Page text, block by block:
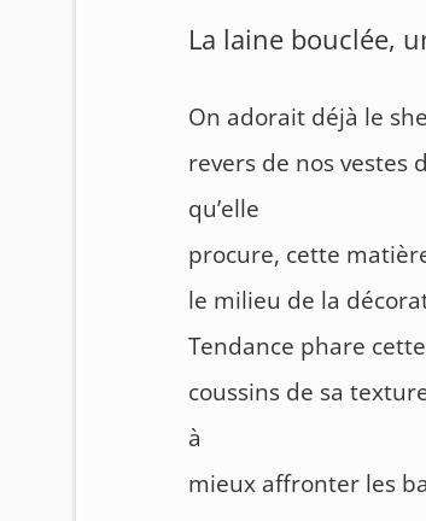
La laine bouclée,
On adorait déjà le
revers de nos vestes
qu’elle
procure, cette
le milieu de la
Tendance phare
coussins de sa
à
mieux affronter les